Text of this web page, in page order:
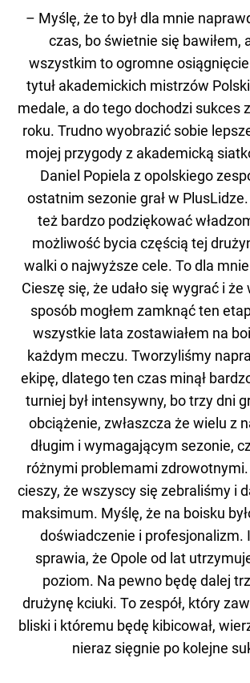
– Myślę, że to był dla mnie
czas, bo świetnie się bawiłem,
wszystkim to ogromne
tytuł akademickich mistrzów
medale, a do tego dochodzi sukces
roku. Trudno wyobrazić sobie
mojej przygody z akademicką
Daniel Popiela z opolskiego
ostatnim sezonie grał w
też bardzo podziękować
możliwość bycia częścią tej
walki o najwyższe cele. To dla
Cieszę się, że udało się wygrać i że
sposób mogłem zamknąć ten
wszystkie lata zostawiałem na
każdym meczu. Tworzyliśmy
ekipę, dlatego ten czas minął
turniej był intensywny, bo trzy dni
obciążenie, zwłaszcza że wielu z
długim i wymagającym sezonie,
różnymi problemami
cieszy, że wszyscy się zebraliśmy i
maksimum. Myślę, że na boisku
doświadczenie i profesjonalizm.
sprawia, że Opole od lat
poziom. Na pewno będę dalej
drużynę kciuki. To zespół, który
bliski i któremu będę kibicował,
nieraz sięgnie po kolejne